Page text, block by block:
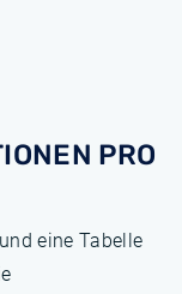
PRO
eine Tabelle